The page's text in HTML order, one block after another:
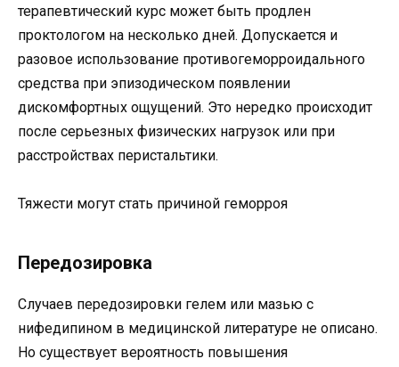
терапевтический курс может быть продлен
проктологом на несколько дней. Допускается и
разовое использование противогеморроидального
средства при эпизодическом появлении
дискомфортных ощущений. Это нередко происходит
после серьезных физических нагрузок или при
расстройствах перистальтики.
Тяжести могут стать причиной геморроя
Передозировка
Случаев передозировки гелем или мазью с
нифедипином в медицинской литературе не описано.
Но существует вероятность повышения